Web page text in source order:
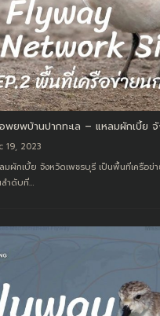
พยพบ้านปากทะเล – แหลมผักเบี้ย
19, 2023
มผักเบี้ย จังหวัดเพชรบุรี เป็นพื้นที่เครือ
ลำดับที่…